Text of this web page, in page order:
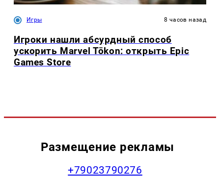
Игры 8 часов назад
Игроки нашли абсурдный способ
ускорить Marvel Tōkon: открыть Epic
Games Store
Размещение рекламы
+79023790276